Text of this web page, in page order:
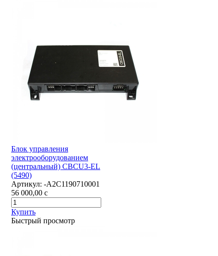
Блок управления
электрооборудованием
(центральный) CBCU3-EL
(5490)
Артикул: -А2С1190710001
56 000,00 c
Купить
Быстрый просмотр